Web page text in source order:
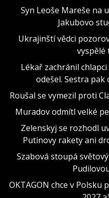
Syn Leoše Mareše na
Jakubovo
Ukrajinští vědci
vyspělé
Lékař zachránil
odešel. Sestra pak
Roušal se vymezil proti
Muradov odmítl velké
Zelenskyj se rozhodl
Putinovy rakety ani
Szabová stoupá
OKTAGON chce v